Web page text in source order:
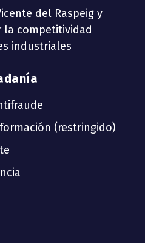
del Raspeig y
la competitividad
industriales
(restringido)